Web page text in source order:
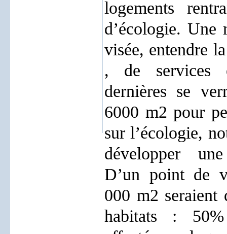
logements
d’écologie. Une
visée, entendre
, de services
dernières se
6000 m2 pour
sur l’écologie,
développer
D’un point de
000 m2 seraient
habitats : 50%